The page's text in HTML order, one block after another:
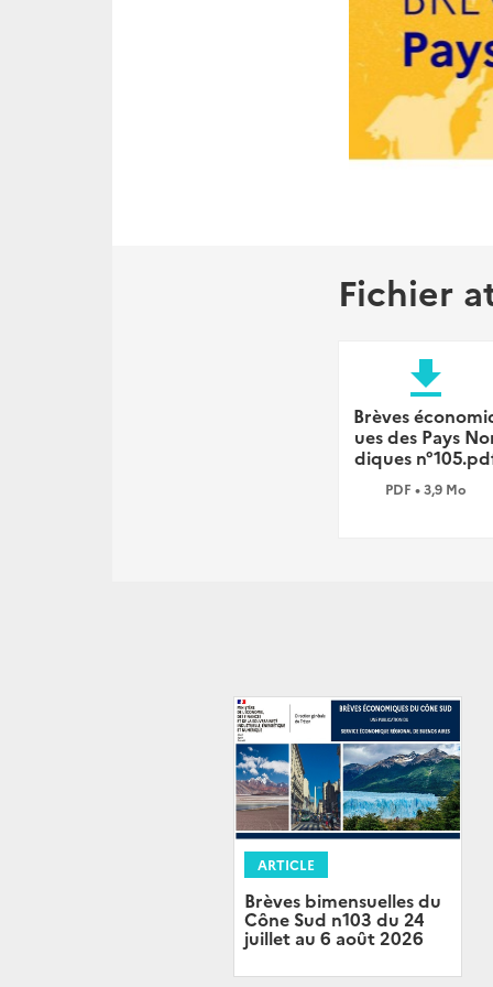
Fichier
file_download
Brèves
ues des Pays
diques
PDF • 3,9 Mo
ARTICLE
Brèves bimensuelles du
Cône Sud n103 du 24
juillet au 6 août 2026